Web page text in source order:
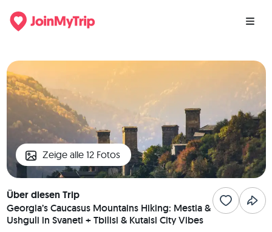
Zeige alle 12 Fotos
Über diesen Trip
Georgia’s Caucasus Mountains Hiking: Mestia &
Ushguli in Svaneti + Tbilisi & Kutaisi City Vibes